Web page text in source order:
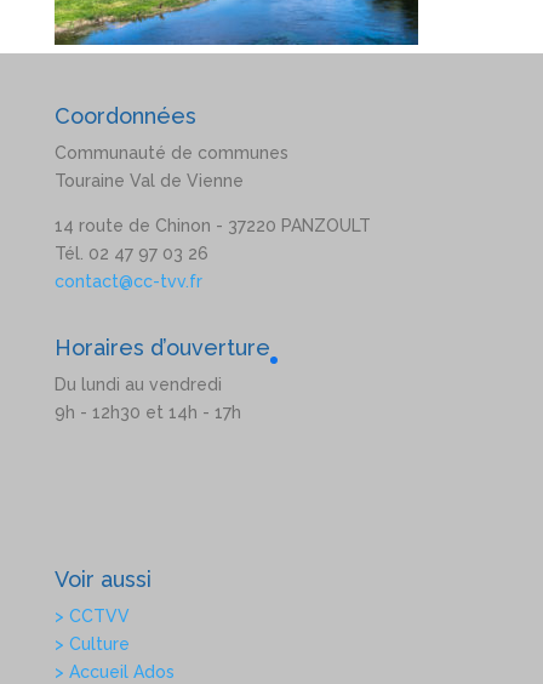
Coordonnées
Communauté de communes
Touraine Val de Vienne
14 route de Chinon - 37220 PANZOULT
Tél. 02 47 97 03 26
contact@cc-tvv.fr
Horaires d’ouverture
Du lundi au vendredi
9h - 12h30 et 14h - 17h
Voir aussi
> CCTVV
> Culture
> Accueil Ados